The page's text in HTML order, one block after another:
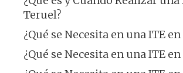
Teruel?
¿Qué se Necesita en una ITE en
¿Qué se Necesita en una ITE